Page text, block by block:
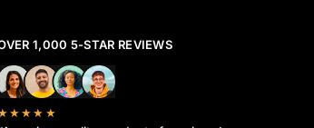
1,000 5-STAR REVIEWS